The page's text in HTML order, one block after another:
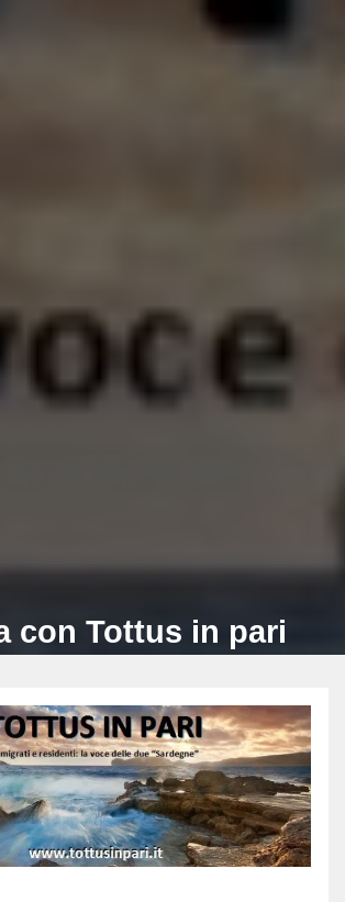
con Tottus in pari